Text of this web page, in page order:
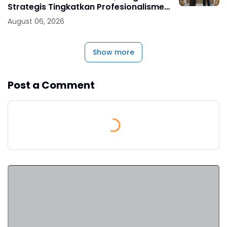
Strategis Tingkatkan Profesionalisme
Jaksa
August 06, 2026
Show more
Post a Comment